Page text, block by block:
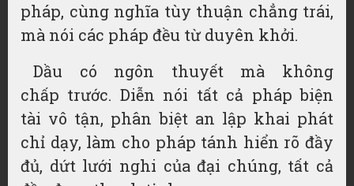
pháp, cùng nghĩa tùy thuận chẳng trái,
mà nói các pháp đều từ duyên khởi.
Dầu có ngôn thuyếtmà không
chấp trước. Diễn nói tất cả phápbiện
tài vô tận, phân biệt an lập khai phát
chỉ dạy, làm cho pháp tánh hiển rõ đầy
đủ, dứt lưới nghi của đại chúng, tất cả